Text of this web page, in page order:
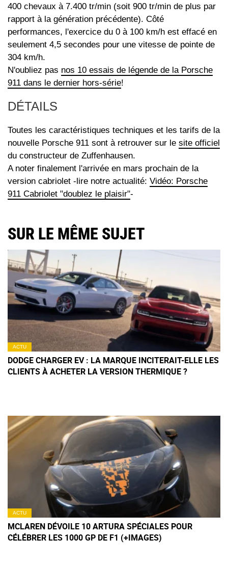
400 chevaux à 7.400 tr/min (soit 900 tr/min de plus par
rapport à la génération précédente). Côté
performances, l'exercice du 0 à 100 km/h est effacé en
seulement 4,5 secondes pour une vitesse de pointe de
304 km/h.
N'oubliez pas nos 10 essais de légende de la Porsche
911 dans le dernier hors-série!
DÉTAILS
Toutes les caractéristiques techniques et les tarifs de la
nouvelle Porsche 911 sont à retrouver sur le site officiel
du constructeur de Zuffenhausen.
A noter finalement l'arrivée en mars prochain de la
version cabriolet -lire notre actualité: Vidéo: Porsche
911 Cabriolet "doublez le plaisir"-
SUR LE MÊME SUJET
ACTU
DODGE CHARGER EV : LA MARQUE INCITERAIT-ELLE LES
CLIENTS À ACHETER LA VERSION THERMIQUE ?
ACTU
MCLAREN DÉVOILE 10 ARTURA SPÉCIALES POUR
CÉLÉBRER LES 1000 GP DE F1 (+IMAGES)